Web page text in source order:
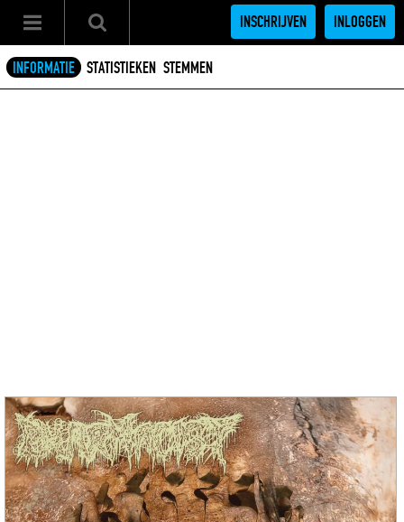
INSCHRIJVEN INLOGGEN
INFORMATIE STATISTIEKEN STEMMEN